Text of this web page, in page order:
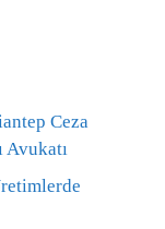
Ceza
Avukatı